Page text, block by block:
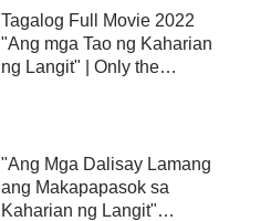
Tagalog Full Movie 2022
"Ang mga Tao ng Kaharian
ng Langit" | Only the
"Ang Mga Dalisay Lamang
ang Makapapasok sa
Kaharian ng Langit"